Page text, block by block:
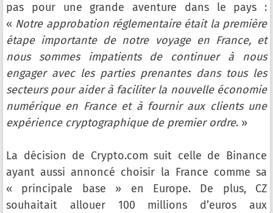
pas pour une grande aventure dans le pays :
« Notre approbation réglementaire était la première
étape importante de notre voyage en France, et
nous sommes impatients de continuer à nous
engager avec les parties prenantes dans tous les
secteurs pour aider à faciliter la nouvelle économie
numérique en France et à fournir aux clients une
expérience cryptographique de premier ordre. »
La décision de Crypto.com suit celle de Binance
ayant aussi annoncé choisir la France comme sa
« principale base » en Europe. De plus, CZ
souhaitait allouer 100 millions d’euros aux